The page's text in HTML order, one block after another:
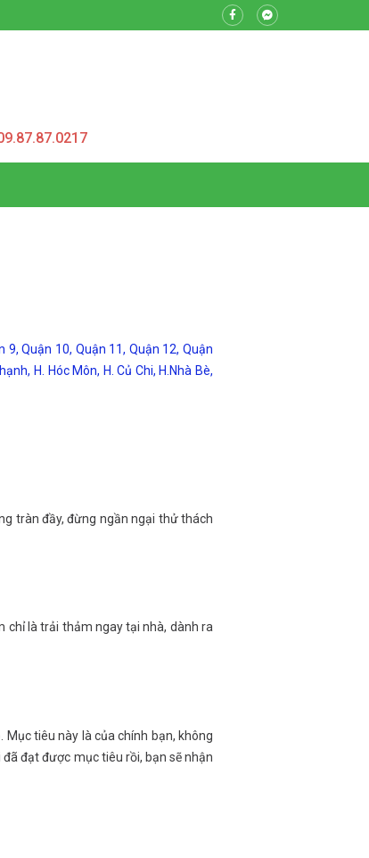
9, Quận 10, Quận 11, Quận 12, Quận
H. Hóc Môn, H. Củ Chi, H.Nhà Bè,
tràn đầy, đừng ngần ngại thử thách
chỉ là trải thảm ngay tại nhà, dành ra
tiêu này là của chính bạn, không
đạt được mục tiêu rồi, bạn sẽ nhận